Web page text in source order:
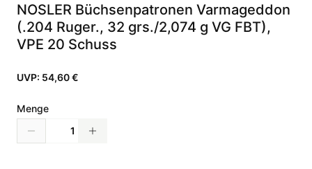
NOSLER Büchsenpatronen Varmageddon
(.204 Ruger., 32 grs./2,074 g VG FBT),
VPE 20 Schuss
UVP: 54,60 €
Menge